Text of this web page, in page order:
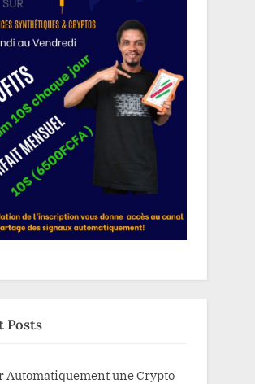
Posts
Automatiquement une Crypto